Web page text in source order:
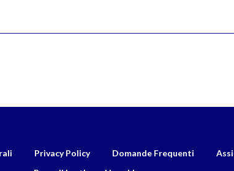
Privacy Policy Domande Frequenti